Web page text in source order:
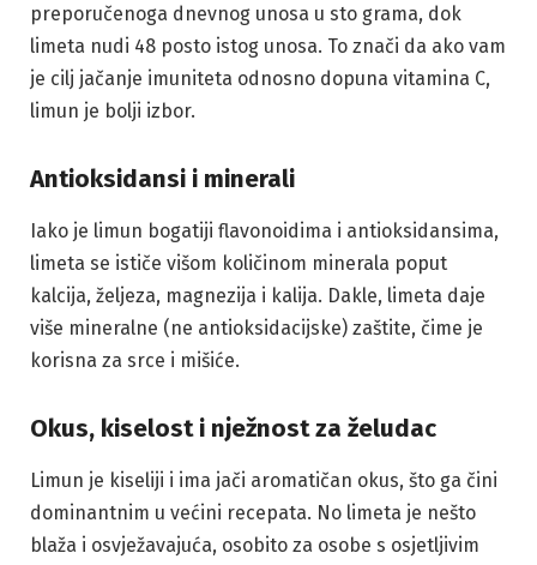
preporučenoga dnevnog unosa u sto grama, dok
limeta nudi 48 posto istog unosa. To znači da ako vam
je cilj jačanje imuniteta odnosno dopuna vitamina C,
limun je bolji izbor.
Antioksidansi i minerali
Iako je limun bogatiji flavonoidima i antioksidansima,
limeta se ističe višom količinom minerala poput
kalcija, željeza, magnezija i kalija. Dakle, limeta daje
više mineralne (ne antioksidacijske) zaštite, čime je
korisna za srce i mišiće.
Okus, kiselost i nježnost za želudac
Limun je kiseliji i ima jači aromatičan okus, što ga čini
dominantnim u većini recepata. No limeta je nešto
blaža i osvježavajuća, osobito za osobe s osjetljivim